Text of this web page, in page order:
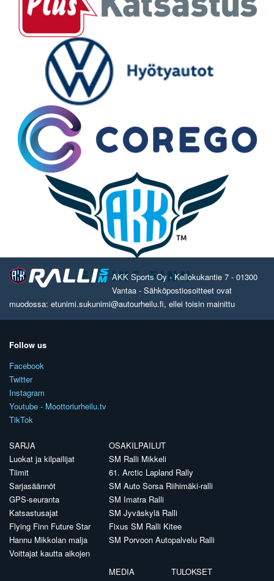
AKK Sports Oy - Kellokukantie 7 - 01300
Vantaa - Sähköpostiosoitteet ovat
muodossa: etunimi.sukunimi@autourheilu.fi, ellei toisin mainittu
Follow us
Facebook
Twitter
Instagram
Youtube - Moottoriurheilu.tv
TikTok
SARJA
Luokat ja kilpailijat
Tiimit
Sarjasäännöt
GPS-seuranta
Katsastusajat
Flying Finn Future Star
Hannu Mikkolan malja
Voittajat kautta aikojen
OSAKILPAILUT
SM Ralli Mikkeli
61. Arctic Lapland Rally
SM Auto Sorsa Riihimäki-ralli
SM Imatra Ralli
SM Jyväskylä Ralli
Fixus SM Ralli Kitee
SM Porvoon Autopalvelu Ralli
MEDIA
TULOKSET